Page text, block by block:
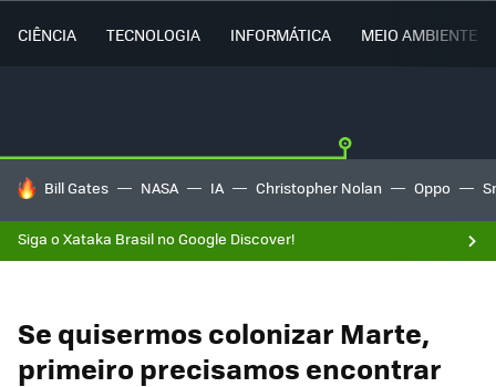
CIÊNCIA TECNOLOGIA INFORMÁTICA MEIO AMBIENTE
TENDÊNCIAS DO DIA
Bill Gates NASA IA Christopher Nolan Oppo
Siga o Xataka Brasil no Google Discover!
Se quisermos colonizar Marte,
primeiro precisamos encontrar